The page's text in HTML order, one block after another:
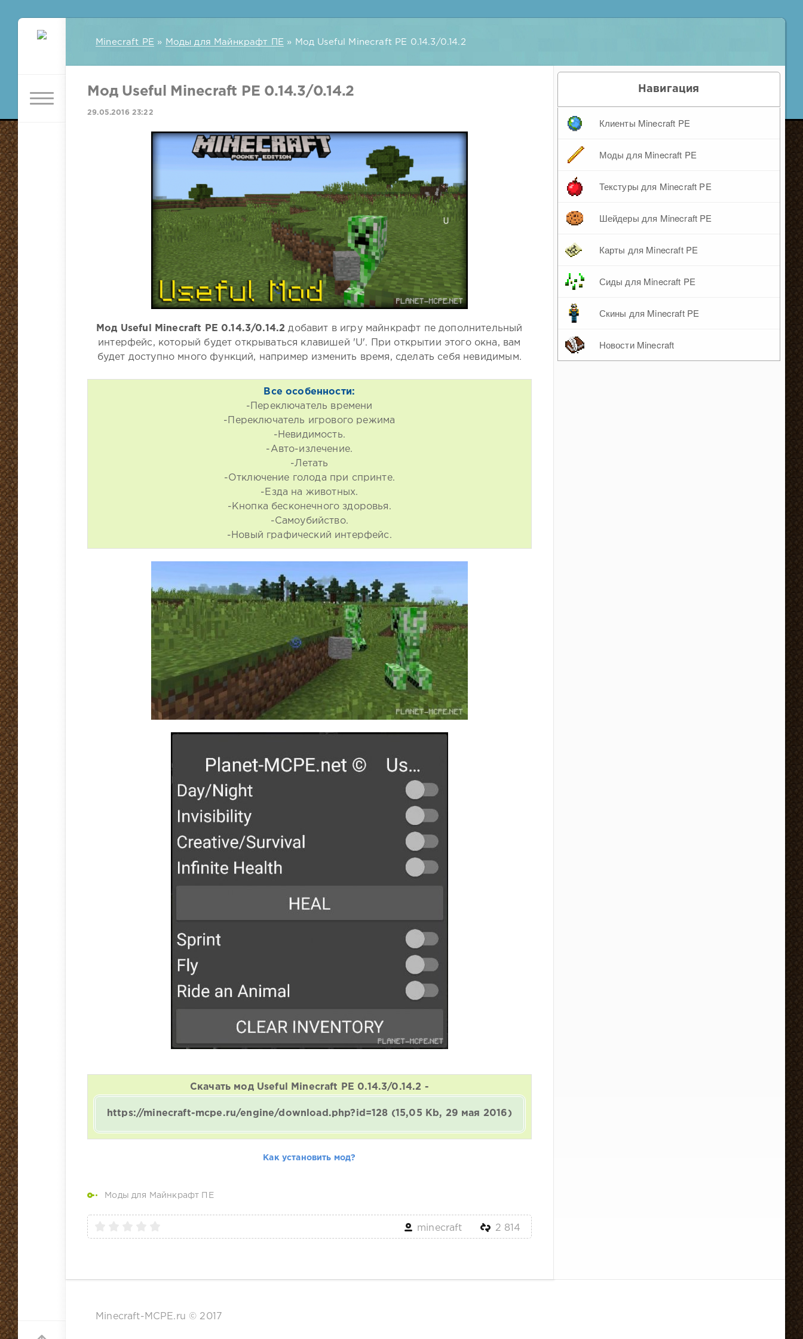
Minecraft PE » Моды для Майнкрафт ПЕ » Мод Useful Minecraft PE 0.14.3/0.14.2
Мод Useful Minecraft PE 0.14.3/0.14.2
29.05.2016 23:22
Мод Useful Minecraft PE 0.14.3/0.14.2 добавит в игру майнкрафт пе дополнительный
интерфейс, который будет открываться клавишей 'U'. При открытии этого окна, вам
будет доступно много функций, например изменить время, сделать себя невидимым.
Все особенности:
-Переключатель времени
-Переключатель игрового режима
-Невидимость.
-Авто-излечение.
-Летать
-Отключение голода при спринте.
-Езда на животных.
-Кнопка бесконечного здоровья.
-Самоубийство.
-Новый графический интерфейс.
Скачать мод Useful Minecraft PE 0.14.3/0.14.2 -
https://minecraft-mcpe.ru/engine/download.php?id=128 (15,05 Kb, 29 мая 2016)
Как установить мод?
Моды для Майнкрафт ПЕ
minecraft 2 814
Навигация
Клиенты Minecraft PE
Моды для Minecraft PE
Текстуры для Minecraft PE
Шейдеры для Minecraft PE
Карты для Minecraft PE
Сиды для Minecraft PE
Скины для Minecraft PE
Новости Minecraft
Minecraft-MCPE.ru © 2017